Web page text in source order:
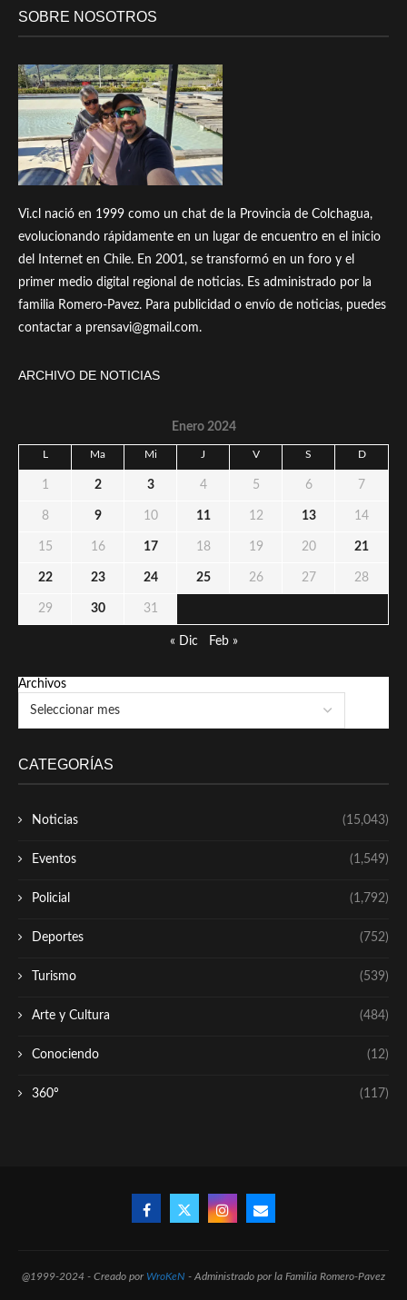
SOBRE NOSOTROS
Vi.cl nació en 1999 como un chat de la Provincia de Colchagua,
evolucionando rápidamente en un lugar de encuentro en el inicio
del Internet en Chile. En 2001, se transformó en un foro y el
primer medio digital regional de noticias. Es administrado por la
familia Romero-Pavez. Para publicidad o envío de noticias, puedes
contactar a prensavi@gmail.com.
ARCHIVO DE NOTICIAS
Enero 2024
L Ma Mi J V S D
1 2 3 4 5 6 7
8 9 10 11 12 13 14
15 16 17 18 19 20 21
22 23 24 25 26 27 28
29 30 31
« Dic Feb »
Archivos
CATEGORÍAS
Noticias (15,043)
Eventos (1,549)
Policial (1,792)
Deportes (752)
Turismo (539)
Arte y Cultura (484)
Conociendo (12)
360º (117)
@1999-2024 - Creado por WroKeN - Administrado por la Familia Romero-Pavez